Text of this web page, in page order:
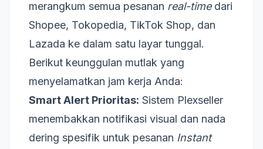
merangkum semua pesanan real-timedari
Shopee, Tokopedia, TikTok Shop, dan
Lazada ke dalam satu layar tunggal.
Berikut keunggulan mutlak yang
menyelamatkan jam kerja Anda:
Smart Alert Prioritas: Sistem Plexseller
menembakkan notifikasi visual dan nada
dering spesifik untuk pesanan Instant